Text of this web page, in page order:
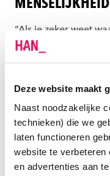
Deze website maakt
Naast noodzakelijke
technieken) die we
laten functioneren
website te verbeteren
en advertenties aan
“Als je zeker weet
vertrouw je het
kunnen realiseren
aansluit bij de
met codes en
mensen. Dit roept
vertelt lector Wouter
lectoraat Media